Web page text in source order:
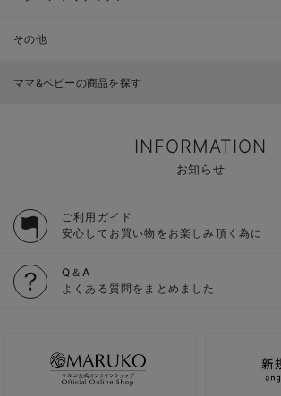
その他
ママ&ベビーの商品を探す
INFORMATION
お知らせ
ご利用ガイド
安心してお買い物をお楽しみ頂く為に
Q＆A
よくある質問をまとめました